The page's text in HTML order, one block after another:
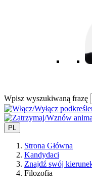
Wpisz wyszukiwaną frazę
PL
Strona Główna
Kandydaci
Znajdź swój
Filozofia